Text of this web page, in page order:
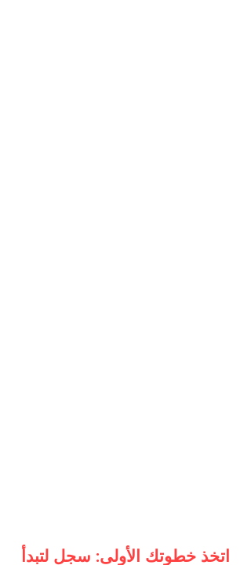
اتخذ خطوتك الأولى: سجل لتبدأ